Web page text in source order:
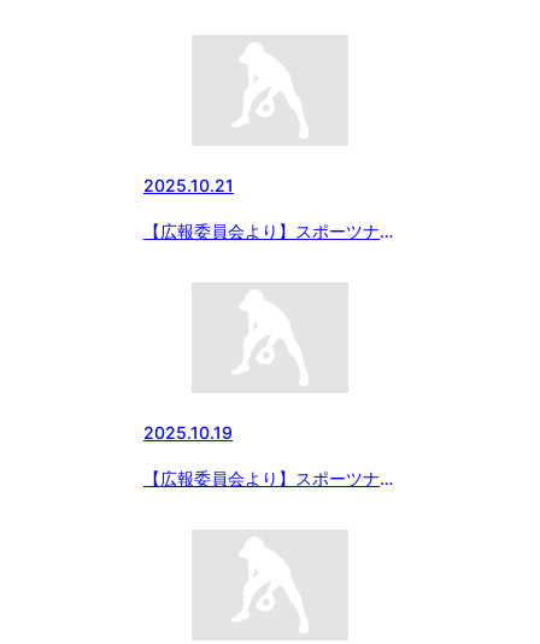
第20回日本少年野球中日本秋季
大会」の記事が配信されました
2025.10.21
【広報委員会より】スポーツナビ
年野球東日本選抜大会」の記事が
配信されました
2025.10.19
【広報委員会より】スポーツナビ
第37回日本少年野球東日本選抜